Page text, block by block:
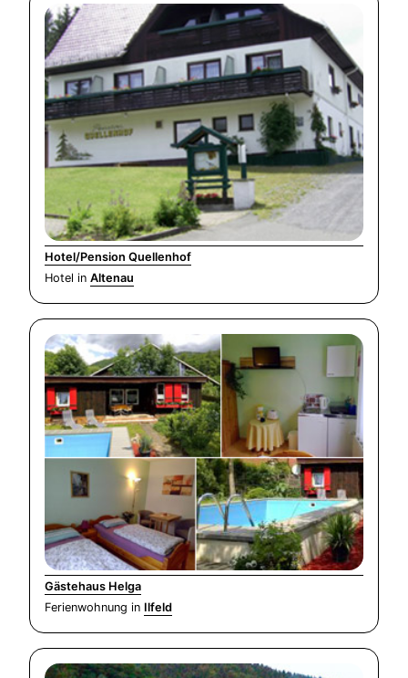
Hotel/Pension Quellenhof
Hotel in Altenau
Gästehaus Helga
Ferienwohnung in Ilfeld